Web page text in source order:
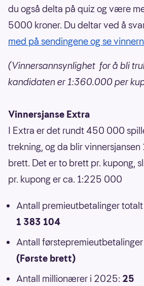
du også delta på quiz og være
5000 kroner. Du deltar ved å
med på sendingene og se
(Vinnersannsynlighet for å bli
kandidaten er 1:360.000 per
Vinnersjanse Extra
I Extra er det rundt 450 000
trekning, og da blir
brett. Det er to brett pr. kupong,
pr. kupong er ca. 1:225 000
Antall premieutbetalinger
1 383 104
Antall
(Første brett)
Antall millionærer i 2025: 25